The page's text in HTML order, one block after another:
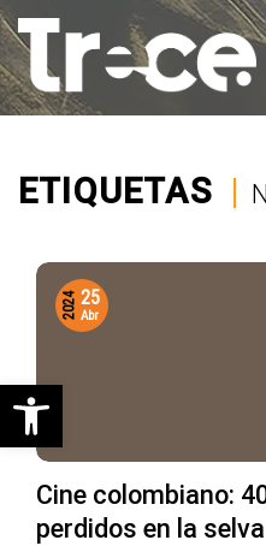
Saltar
al
contenido
ETIQUETAS |
Cine colombiano:
perdidos en la selva
25
Abr
2024
Abrir barra de herramientas